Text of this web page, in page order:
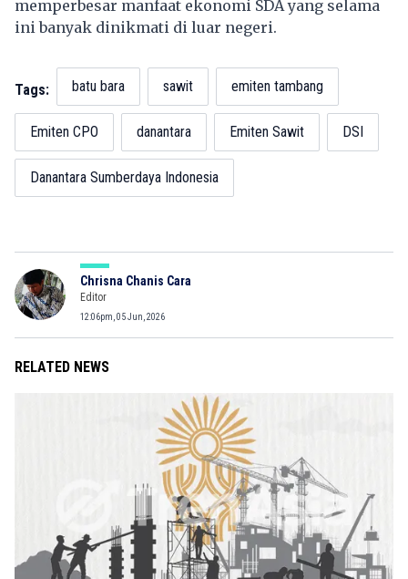
memperbesar manfaat ekonomi SDA yang selama
ini banyak dinikmati di luar negeri.
Tags: batu bara sawit emiten tambang
Emiten CPO danantara Emiten Sawit DSI
Danantara Sumberdaya Indonesia
Chrisna Chanis Cara
Editor
12:06pm, 05 Jun, 2026
RELATED NEWS